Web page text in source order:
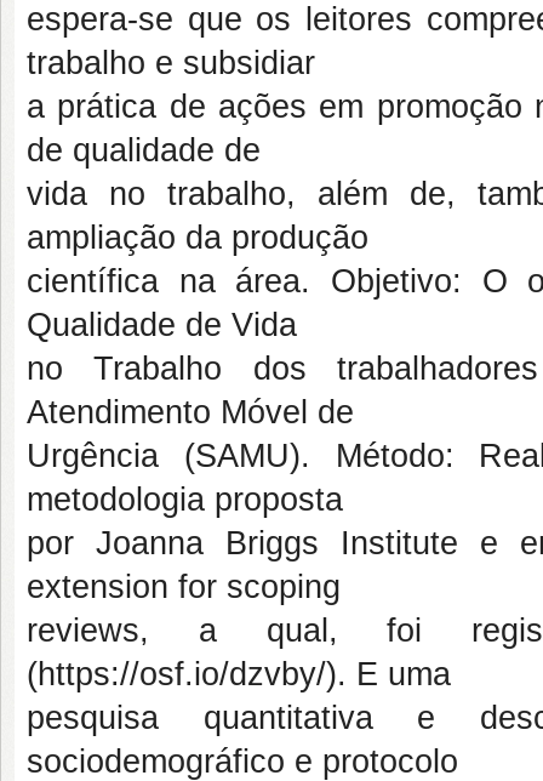
espera-se que os leitores
trabalho e subsidiar
a prática de ações em promoção
de qualidade de
vida no trabalho, além de,
ampliação da produção
científica na área. Objetivo: O
Qualidade de Vida
no Trabalho dos
Atendimento Móvel de
Urgência (SAMU). Método:
metodologia proposta
por Joanna Briggs Institute e
extension for scoping
reviews, a qual, foi
(https://osf.io/dzvby/). E uma
pesquisa quantitativa e
sociodemográfico e protocolo